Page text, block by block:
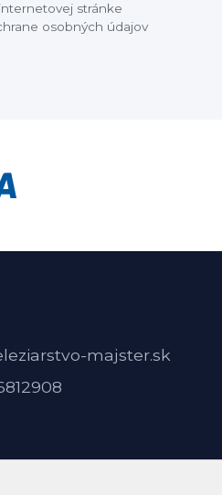
stránke
osobných údajov
majster.sk